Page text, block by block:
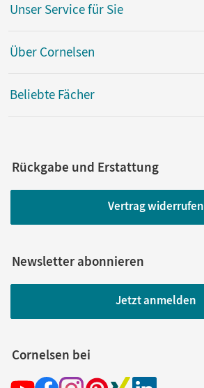
Unser Service für Sie
Über Cornelsen
Beliebte Fächer
Rückgabe und Erstattung
Vertrag widerrufen
Newsletter abonnieren
Jetzt anmelden
Cornelsen bei